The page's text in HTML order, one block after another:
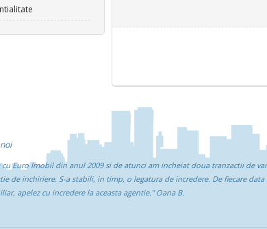
Euro Imobil din anul 2009 si de atunci am incheiat doua tranzactii de
de inchiriere. S-a stabili, in timp, o legatura de incredere. De fiecare data
apelez cu incredere la aceasta agentie."Oana B.